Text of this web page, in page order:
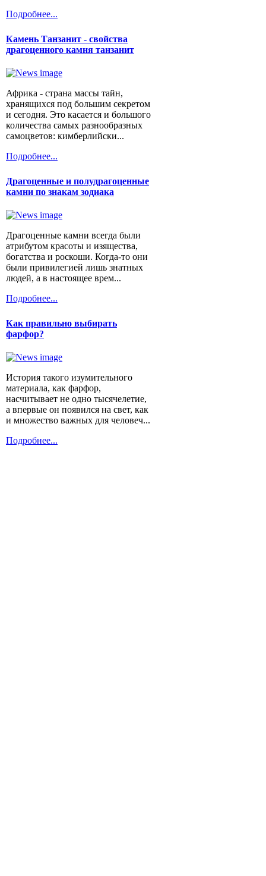
Подробнее...
Камень Танзанит - свойства
драгоценного камня танзанит
Африка - страна массы тайн,
хранящихся под большим секретом
и сегодня. Это касается и большого
количества самых разнообразных
самоцветов: кимберлийски...
Подробнее...
Драгоценные и полудрагоценные
камни по знакам зодиака
Драгоценные камни всегда были
атрибутом красоты и изящества,
богатства и роскоши. Когда-то они
были привилегией лишь знатных
людей, а в настоящее врем...
Подробнее...
Как правильно выбирать
фарфор?
История такого изумительного
материала, как фарфор,
насчитывает не одно тысячелетие,
а впервые он появился на свет, как
и множество важных для человеч...
Подробнее...